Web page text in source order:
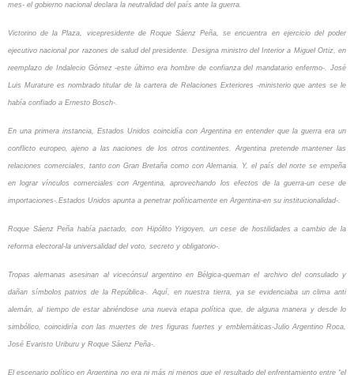
mes- el gobierno nacional declara la neutralidad del país ante la guerra.
Victorino de la Plaza, vicepresidente de Roque Sáenz Peña, se encuentra en ejercicio del poder
ejecutivo nacional por razones de salud del presidente. Designa ministro del Interior a Miguel Ortiz, en
reemplazo de Indalecio Gómez -este último era hombre de confianza del mandatario enfermo-. José
Luis Murature es nombrado titular de la cartera de Relaciones Exteriores -ministerio que antes se le
había confiado a Ernesto Bosch-.
En una primera instancia, Estados Unidos coincidía con Argentina en entender que la guerra era un
conflicto europeo, ajeno a las naciones de los otros continentes. Argentina pretende mantener las
relaciones comerciales, tanto con Gran Bretaña como con Alemania. Y, el país del norte se empeña
en lograr vínculos comerciales con Argentina, aprovechando los efectos de la guerra-un cese de
importaciones-.Estados Unidos apunta a penetrar políticamente en Argentina-en su institucionalidad-.
Roque Sáenz Peña había pactado, con Hipólito Yrigoyen, un cese de hostilidades a cambio de la
reforma electoral-la universalidad del voto, secreto y obligatorio-.
Tropas alemanas asesinan al vicecónsul argentino en Bélgica-queman el archivo del consulado y
dañan símbolos patrios de la República-. Aquí, en nuestra tierra, ya se evidenciaba un clima anti
alemán, al tiempo de estar abriéndose una nueva etapa política que, de alguna manera y desde lo
simbólico, coincidiría con las muertes de tres figuras fuertes y emblemáticas-Julio Argentino Roca,
José Evaristo Uriburu y Roque Sáenz Peña-.
El escenario político en Argentina no era ni más ni menos que el resultado del enfrentamiento entre “el